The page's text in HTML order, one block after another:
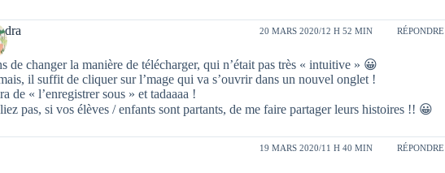
20 MARS 2020/12 H 52 MIN RÉPONDRE
de changer la manière de télécharger, qui n’était pas très « intuitive » 😀
il suffit de cliquer sur l’mage qui va s’ouvrir dans un nouvel onglet !
de « l’enregistrer sous » et tadaaaa !
pas, si vos élèves / enfants sont partants, de me faire partager leurs histoires !! 😀
19 MARS 2020/11 H 40 MIN RÉPONDRE